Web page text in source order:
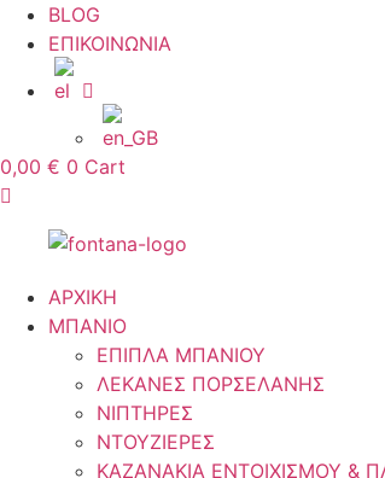
BLOG
ΕΠΙΚΟΙΝΩΝΙΑ
0,00 € 0 Cart
ΑΡΧΙΚΗ
ΜΠΑΝΙΟ
ΕΠΙΠΛΑ ΜΠΑΝΙΟΥ
ΛΕΚΑΝΕΣ ΠΟΡΣΕΛΑΝΗΣ
ΝΙΠΤΗΡΕΣ
ΝΤΟΥΖΙΕΡΕΣ
ΚΑΖΑΝΑΚΙΑ ΕΝΤΟΙΧΙΣΜΟΥ &